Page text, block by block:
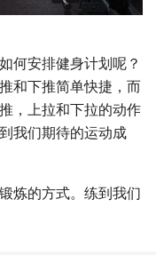
何安排健身计划呢？
和下推简单快捷，而
，上拉和下拉的动作
我们期待的运动成
炼的方式。练到我们